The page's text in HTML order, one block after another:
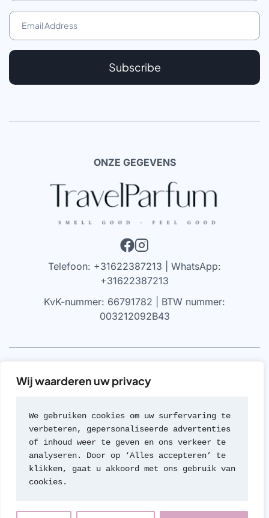
Wij waarderen uw privacy
We gebruiken cookies om uw surfervaring te
verbeteren, gepersonaliseerde advertenties
of inhoud weer te geven en ons verkeer te
analyseren. Door op ‘Alles accepteren’ te
klikken, gaat u akkoord met ons gebruik van
cookies.
Subscribe
ONZE GEGEVENS
Telefoon: +31622387213 | WhatsApp:
+31622387213
KvK-nummer: 66791782 | BTW nummer:
003212092B43
VRIJWARING
gekocht bij geautoriseerde leveranciers of van de
merken zelf (met geen van beide hebben we een
formele rechtsverhouding). Wij werken nooit met
namaak of imitaties van geuren; een beleid dat we zeer
serieus nemen.